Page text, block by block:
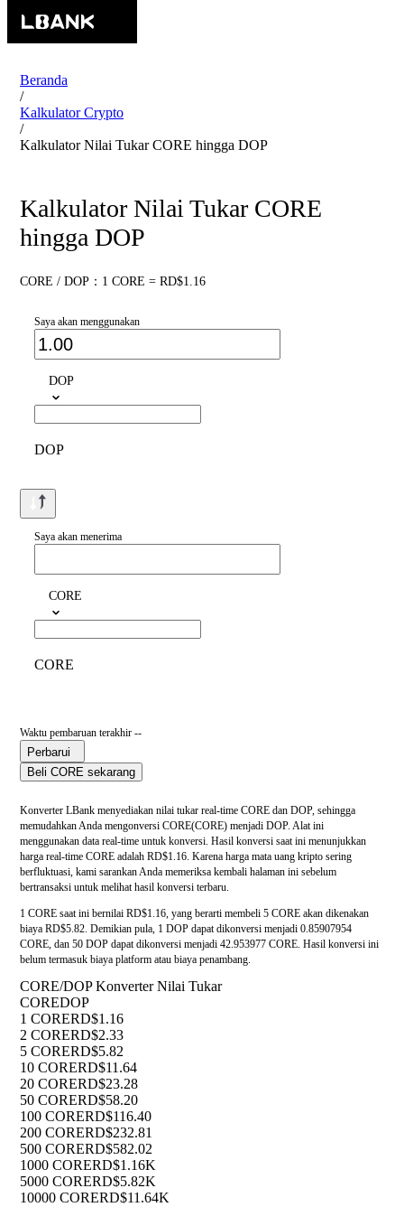
Beranda
/
Kalkulator Crypto
/
Kalkulator Nilai Tukar CORE hingga DOP
Kalkulator Nilai Tukar CORE
hingga DOP
CORE / DOP：1 CORE = RD$1.16
Saya akan menggunakan
DOP
DOP
Saya akan menerima
CORE
CORE
Waktu pembaruan terakhir --
Perbarui
Beli CORE sekarang
Konverter LBank menyediakan nilai tukar real-time CORE dan DOP, sehingga
memudahkan Anda mengonversi CORE(CORE) menjadi DOP. Alat ini
menggunakan data real-time untuk konversi. Hasil konversi saat ini menunjukkan
harga real-time CORE adalah RD$1.16. Karena harga mata uang kripto sering
berfluktuasi, kami sarankan Anda memeriksa kembali halaman ini sebelum
bertransaksi untuk melihat hasil konversi terbaru.
1 CORE saat ini bernilai RD$1.16, yang berarti membeli 5 CORE akan dikenakan
biaya RD$5.82. Demikian pula, 1 DOP dapat dikonversi menjadi 0.85907954
CORE, dan 50 DOP dapat dikonversi menjadi 42.953977 CORE. Hasil konversi ini
belum termasuk biaya platform atau biaya penambang.
CORE/DOP Konverter Nilai Tukar
COREDOP
1 CORERD$1.16
2 CORERD$2.33
5 CORERD$5.82
10 CORERD$11.64
20 CORERD$23.28
50 CORERD$58.20
100 CORERD$116.40
200 CORERD$232.81
500 CORERD$582.02
1000 CORERD$1.16K
5000 CORERD$5.82K
10000 CORERD$11.64K